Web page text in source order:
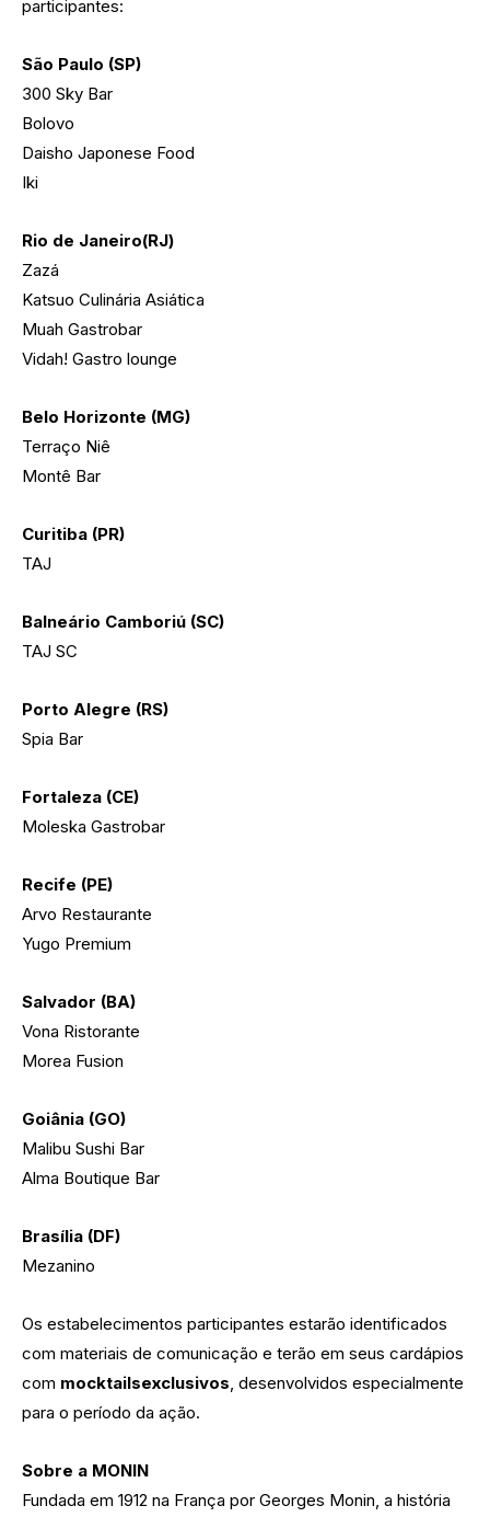
participantes:
São Paulo (SP)
300 Sky Bar
Bolovo
Daisho Japonese Food
Iki
Rio de Janeiro(RJ)
Zazá
Katsuo Culinária Asiática
Muah Gastrobar
Vidah! Gastro lounge
Belo Horizonte (MG)
Terraço Niê
Montê Bar
Curitiba (PR)
TAJ
Balneário Camboriú (SC)
TAJ SC
Porto Alegre (RS)
Spia Bar
Fortaleza (CE)
Moleska Gastrobar
Recife (PE)
Arvo Restaurante
Yugo Premium
Salvador (BA)
Vona Ristorante
Morea Fusion
Goiânia (GO)
Malibu Sushi Bar
Alma Boutique Bar
Brasília (DF)
Mezanino
Os estabelecimentos participantes estarão identificados
com materiais de comunicação e terão em seus cardápios
com mocktailsexclusivos, desenvolvidos especialmente
para o período da ação.
Sobre a MONIN
Fundada em 1912 na França por Georges Monin, a história